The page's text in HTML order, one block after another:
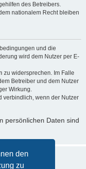
den
zu
des Betreibers.
nationalem Recht bleiben
und die
wird dem Nutzer per E-
zu widersprechen. Im Falle
Betreiber und dem Nutzer
Wirkung.
verbindlich, wenn der Nutzer
persönlichen Daten sind